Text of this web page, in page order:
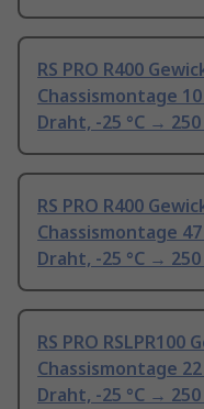
RS PRO R400
Chassismontage
Draht, -25 °C → 250
RS PRO R400
Chassismontage
Draht, -25 °C → 250
RS PRO
Chassismontage
Draht, -25 °C → 250